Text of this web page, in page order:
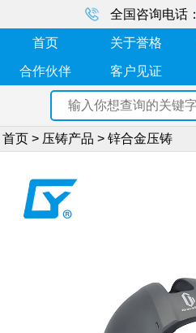
全国咨询电话：
首页 关于誉格
合作伙伴 客户见证
首页 > 压铸产品 > 锌合金压铸